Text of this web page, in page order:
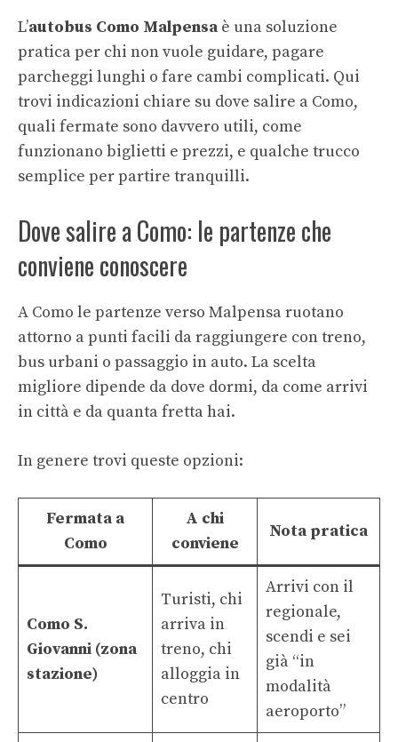
L’autobus Como Malpensa è una soluzione
pratica per chi non vuole guidare, pagare
parcheggi lunghi o fare cambi complicati. Qui
trovi indicazioni chiare su dove salire a Como,
quali fermate sono davvero utili, come
funzionano biglietti e prezzi, e qualche trucco
semplice per partire tranquilli.
Dove salire a Como: le partenze che
conviene conoscere
A Como le partenze verso Malpensa ruotano
attorno a punti facili da raggiungere con treno,
bus urbani o passaggio in auto. La scelta
migliore dipende da dove dormi, da come arrivi
in città e da quanta fretta hai.
In genere trovi queste opzioni:
Fermata a
Como
A chi
conviene
Nota pratica
Como S.
Giovanni (zona
stazione)
Turisti, chi
arriva in
treno, chi
alloggia in
centro
Arrivi con il
regionale,
scendi e sei
già “in
modalità
aeroporto”